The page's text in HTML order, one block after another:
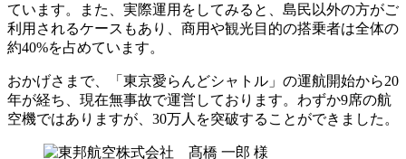
ています。また、実際運用をしてみると、島民以外の方がご
利用されるケースもあり、商用や観光目的の搭乗者は全体の
約40%を占めています。
おかげさまで、「東京愛らんどシャトル」の運航開始から20
年が経ち、現在無事故で運営しております。わずか9席の航
空機ではありますが、30万人を突破することができました。